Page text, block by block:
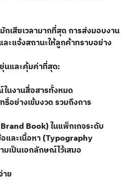
กเสียเวลามากที่สุด การส่งมอบงาน
ะแจ้งสถานะให้ลูกค้าทราบอย่าง
นและคุ้มค่าที่สุด:
นงานสื่อสารทั้งหมด
ย่างเข้มงวด รวมถึงการ
Book) ในแพ็กเกจระดับ
และเนื้อหา (Typography
มเป็นเอกลักษณ์ไว้เสมอ
าย